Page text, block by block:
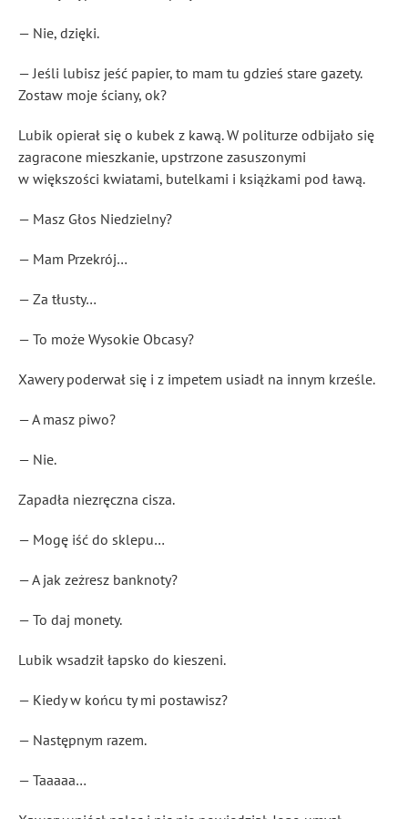
— Nie, dzięki.
— Jeśli lubisz jeść papier, to mam tu gdzieś stare gazety.
Zostaw moje ściany, ok?
Lubik opierał się o kubek z kawą. W politurze odbijało się
zagracone mieszkanie, upstrzone zasuszonymi
w większości kwiatami, butelkami i książkami pod ławą.
— Masz Głos Niedzielny?
— Mam Przekrój…
— Za tłusty…
— To może Wysokie Obcasy?
Xawery poderwał się i z impetem usiadł na innym krześle.
— A masz piwo?
— Nie.
Zapadła niezręczna cisza.
— Mogę iść do sklepu…
— A jak zeżresz banknoty?
— To daj monety.
Lubik wsadził łapsko do kieszeni.
— Kiedy w końcu ty mi postawisz?
— Następnym razem.
— Taaaaa…